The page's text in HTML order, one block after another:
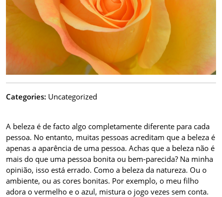
Categories: Uncategorized
A beleza é de facto algo completamente diferente para cada
pessoa. No entanto, muitas pessoas acreditam que a beleza é
apenas a aparência de uma pessoa. Achas que a beleza não é
mais do que uma pessoa bonita ou bem-parecida? Na minha
opinião, isso está errado. Como a beleza da natureza. Ou o
ambiente, ou as cores bonitas. Por exemplo, o meu filho
adora o vermelho e o azul, mistura o jogo vezes sem conta.